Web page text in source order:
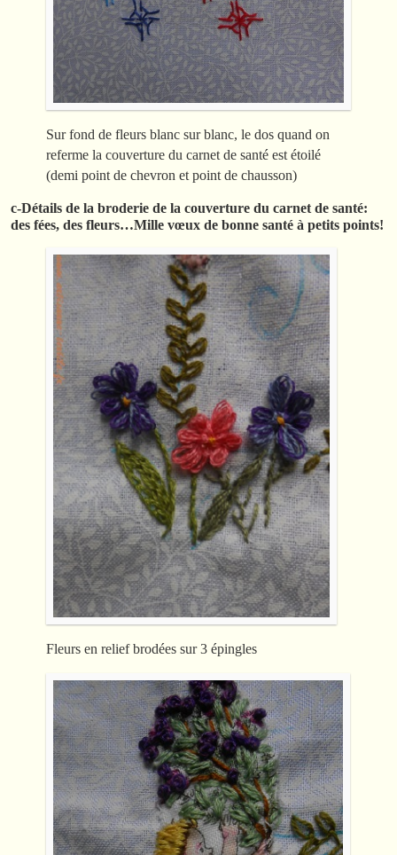
Sur fond de fleurs blanc sur blanc, le dos quand on
referme la couverture du carnet de santé est étoilé
(demi point de chevron et point de chausson)
c-Détails de la broderie de la couverture du carnet de santé:
des fées, des fleurs…Mille vœux de bonne santé à petits points!
Fleurs en relief brodées sur 3 épingles